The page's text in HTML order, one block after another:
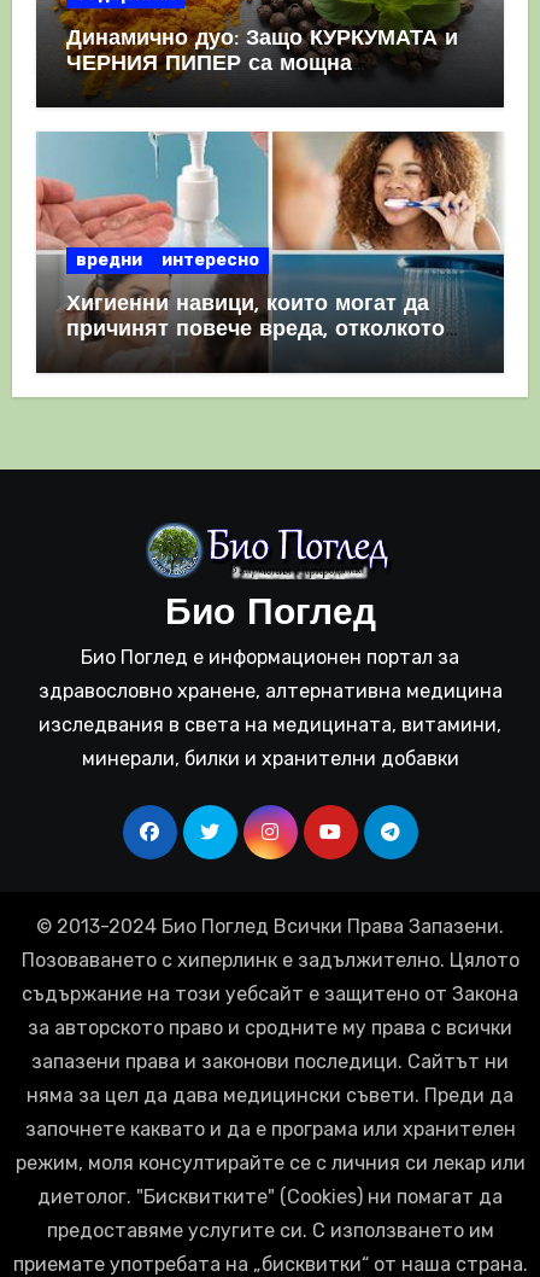
Динамично дуо: Защо КУРКУМАТА и
ЧЕРНИЯ ПИПЕР са мощна
комбинация
вредни интересно
Хигиенни навици, които могат да
причинят повече вреда, отколкото
полза
Био Поглед
Био Поглед е информационен портал за
здравословно хранене, алтернативна медицина
изследвания в света на медицината, витамини,
минерали, билки и хранителни добавки
© 2013-2024 Био Поглед Всички Права Запазени.
Позоваването с хиперлинк е задължително. Цялото
съдържание на този уебсайт е защитено от Закона
за авторското право и сродните му права с всички
запазени права и законови последици. Сайтът ни
няма за цел да дава медицински съвети. Преди да
започнете каквато и да е програма или хранителен
режим, моля консултирайте се с личния си лекар или
диетолог. "Бисквитките" (Cookies) ни помагат да
предоставяме услугите си. С използването им
приемате употребата на „бисквитки“ от наша страна.